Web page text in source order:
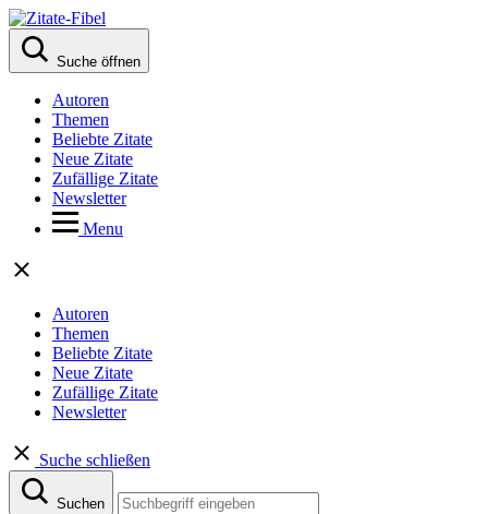
Suche öffnen
Autoren
Themen
Beliebte Zitate
Neue Zitate
Zufällige Zitate
Newsletter
Menu
Autoren
Themen
Beliebte Zitate
Neue Zitate
Zufällige Zitate
Newsletter
Suche schließen
Suchen